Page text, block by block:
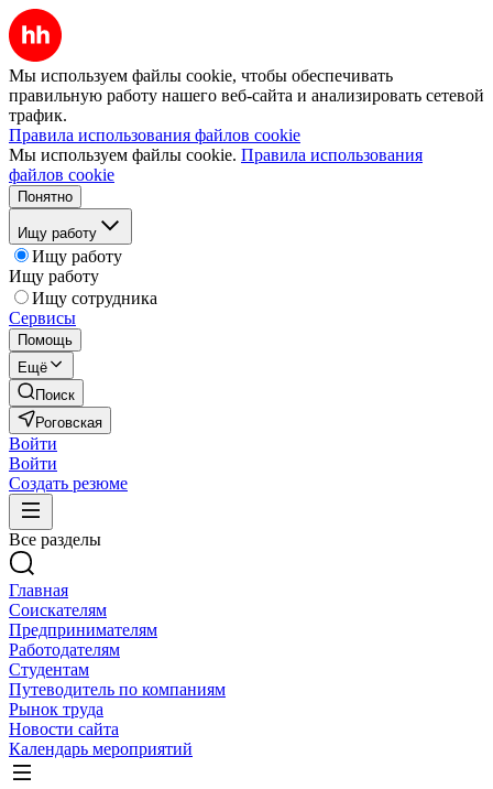
Мы используем файлы cookie, чтобы обеспечивать
правильную работу нашего веб-сайта и анализировать сетевой
трафик.
Правила использования файлов cookie
Мы используем файлы cookie. Правила использования
файлов cookie
Понятно
Ищу работу
Ищу работу
Ищу работу
Ищу сотрудника
Сервисы
Помощь
Ещё
Поиск
Роговская
Войти
Войти
Создать резюме
Все разделы
Главная
Соискателям
Предпринимателям
Работодателям
Студентам
Путеводитель по компаниям
Рынок труда
Новости сайта
Календарь мероприятий